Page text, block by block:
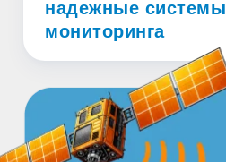
надежные системы
мониторинга